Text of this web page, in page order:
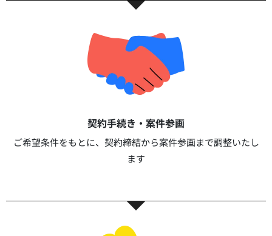
契約手続き・案件参画​​
ご希望条件をもとに、契約締結から案件参画まで調整いたし
ます​​